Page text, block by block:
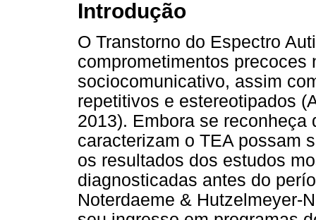
Introdução
O Transtorno do Espectro
comprometimentos precoces
sociocomunicativo, assim
repetitivos e estereotipados
2013). Embora se
caracterizam o TEA possam
os resultados dos estudos
diagnosticadas antes do
Noterdaeme & Hutzelmeyer-